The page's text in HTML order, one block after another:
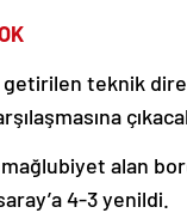
getirilen teknik
alan
4-3 yenildi.